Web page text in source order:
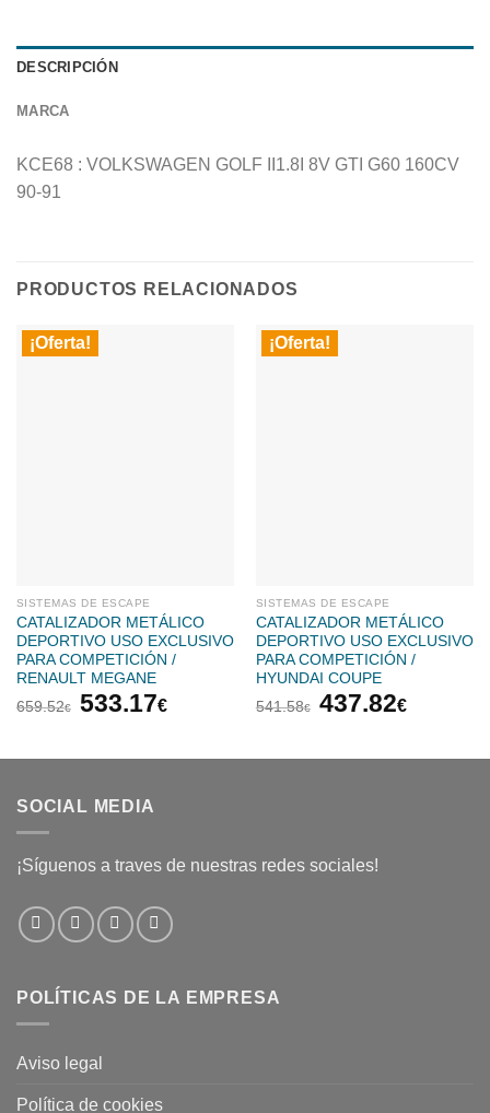
DESCRIPCIÓN
MARCA
KCE68 : VOLKSWAGEN GOLF II1.8I 8V GTI G60 160CV
90-91
PRODUCTOS RELACIONADOS
¡Oferta!
SISTEMAS DE ESCAPE
CATALIZADOR METÁLICO
DEPORTIVO USO EXCLUSIVO
PARA COMPETICIÓN /
RENAULT MEGANE
659.52€
El
original
659.52€.
533.17€El
actual
¡Oferta!
SISTEMAS DE ESCAPE
CATALIZADOR METÁLICO
DEPORTIVO USO EXCLUSIVO
PARA COMPETICIÓN /
HYUNDAI COUPE
541.58€
El
original
437.82€El
actual
SOCIAL MEDIA
¡Síguenos a traves de nuestras redes sociales!
POLÍTICAS DE LA EMPRESA
Aviso legal
Política de cookies